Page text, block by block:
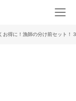
お得に！漁師の分け前セット！